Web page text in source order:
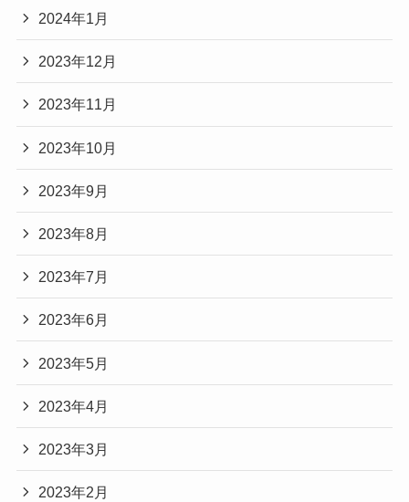
2024年1月
2023年12月
2023年11月
2023年10月
2023年9月
2023年8月
2023年7月
2023年6月
2023年5月
2023年4月
2023年3月
2023年2月